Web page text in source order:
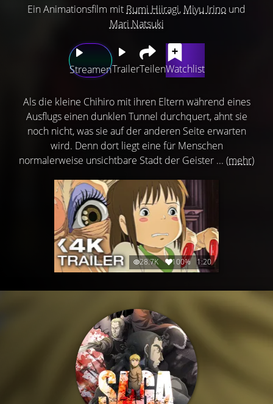
Ein Animationsfilm mit Rumi Hiiragi, Miyu Irino und
Mari Natsuki
StreamenTrailerTeilenWatchlist
Als die kleine Chihiro mit ihren Eltern während eines
Ausflugs einen dunklen Tunnel durchquert, ahnt sie
noch nicht, was sie auf der anderen Seite erwarten
wird. Denn dort liegt eine für Menschen
normalerweise unsichtbare Stadt der Geister ... (mehr)
28.7K 100% 1:20